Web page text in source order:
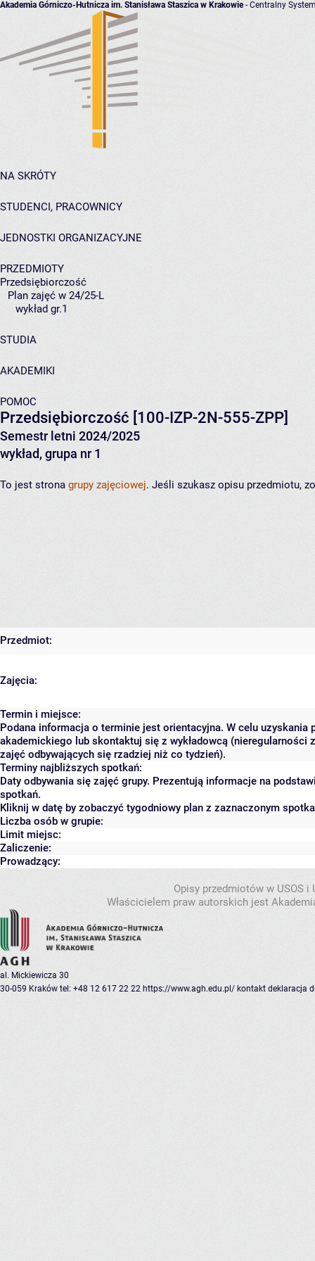
Akademia Górniczo-Hutnicza im. Stanisława Staszica w Krakowie- Centralny
NA SKRÓTY
STUDENCI, PRACOWNICY
JEDNOSTKI ORGANIZACYJNE
PRZEDMIOTY
Przedsiębiorczość
Plan zajęć w 24/25-L
wykład gr.1
STUDIA
AKADEMIKI
POMOC
Przedsiębiorczość [100-IZP-2N-555-ZPP]
Semestr letni 2024/2025
wykład, grupa nr 1
To jest strona grupy zajęciowej. Jeśli szukasz opisu przedmiotu,
Przedmiot:
Zajęcia:
Termin i miejsce:
Podana informacja o terminie jest orientacyjna. W celu
akademickiego lub skontaktuj się z wykładowcą (nieregularności
zajęć odbywających się rzadziej niż co tydzień).
Terminy najbliższych spotkań:
Daty odbywania się zajęć grupy. Prezentują informacje na
spotkań.
Kliknij w datę by zobaczyć tygodniowy plan z zaznaczonym
Liczba osób w grupie:
Limit miejsc:
Zaliczenie:
Prowadzący:
Opisy przedmiotów w USOS
Właścicielem praw autorskich jest
al. Mickiewicza 30
30-059 Kraków tel: +48 12 617 22 22 https://www.agh.edu.pl/ kontakt deklaracja